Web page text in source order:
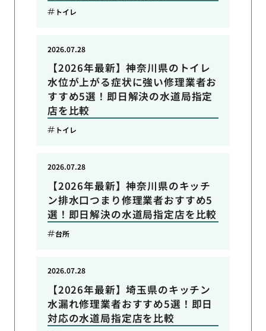
トイレ
【2026年最新】神奈川県のトイレ
水位が上がる症状に強い修理業者お
すすめ5選！即日解決の水道局指定
店を比較
2026.07.28
トイレ
【2026年最新】神奈川県のキッチ
ン排水口つまり修理業者おすすめ5
選！即日解決の水道局指定店を比較
2026.07.28
台所
【2026年最新】埼玉県のキッチン
水漏れ修理業者おすすめ5選！即日
対応の水道局指定店を比較
2026.07.28